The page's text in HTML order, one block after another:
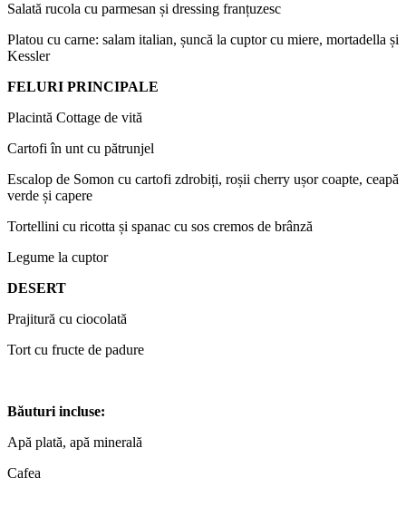
Salată rucola cu parmesan și dressing franțuzesc
Platou cu carne: salam italian, șuncă la cuptor cu miere, mortadella și
Kessler
FELURI PRINCIPALE
Placintă Cottage de vită
Cartofi în unt cu pătrunjel
Escalop de Somon cu cartofi zdrobiți, roșii cherry ușor coapte, ceapă
verde și capere
Tortellini cu ricotta și spanac cu sos cremos de brânză
Legume la cuptor
DESERT
Prajitură cu ciocolată
Tort cu fructe de padure
Băuturi incluse:
Apă plată, apă minerală
Cafea